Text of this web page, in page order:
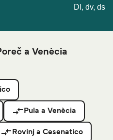
Dl, dv, ds
a Venècia
Pula a Venècia
Rovinj a Cesenatico